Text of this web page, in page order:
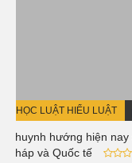
HỌC LUẬT HIỂU LUẬT
Khuynh hướng hiện
Pháp và Quốc tế